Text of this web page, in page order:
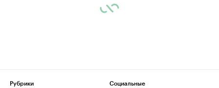
Рубрики
Социальные